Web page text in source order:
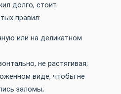
долго, стоит
правил:
или на деликатном
не растягивая;
виде, чтобы не
заломы;